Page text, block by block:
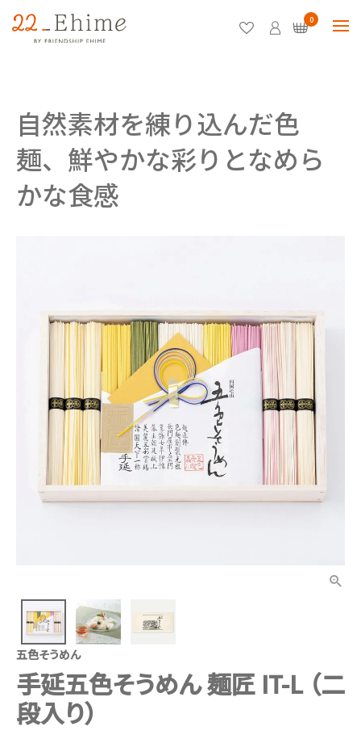
0
自然素材を練り込んだ色
麺、鮮やかな彩りとなめら
かな食感
五色そうめん
手延五色そうめん 麺匠 IT-L （二
段入り）